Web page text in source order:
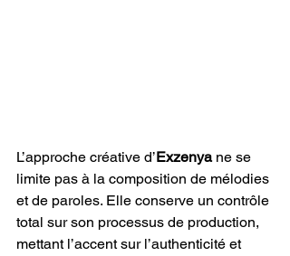
L’approche créative d’Exzenya ne se
limite pas à la composition de mélodies
et de paroles. Elle conserve un contrôle
total sur son processus de production,
mettant l’accent sur l’authenticité et